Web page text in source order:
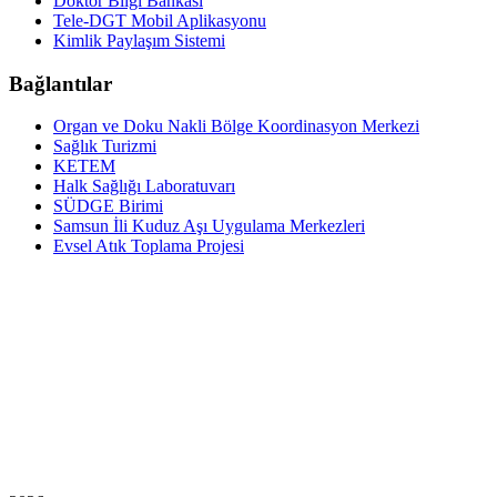
Tele-DGT Mobil Aplikasyonu
Kimlik Paylaşım Sistemi
Bağlantılar
Organ ve Doku Nakli Bölge Koordinasyon Merkezi
Sağlık Turizmi
KETEM
Halk Sağlığı Laboratuvarı
SÜDGE Birimi
Samsun İli Kuduz Aşı Uygulama Merkezleri
Evsel Atık Toplama Projesi